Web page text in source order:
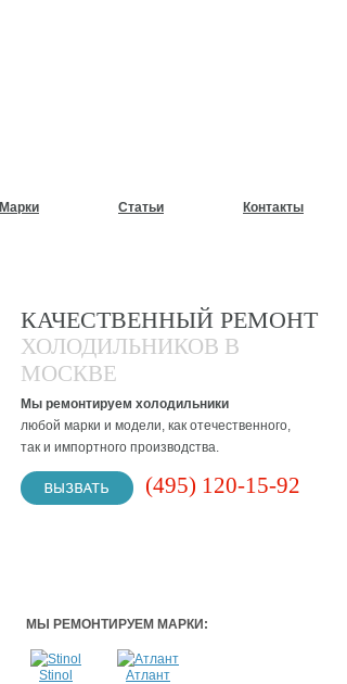
Марки Статьи Контакты
КАЧЕСТВЕННЫЙ РЕМОНТ
ХОЛОДИЛЬНИКОВ В
МОСКВЕ
Мы ремонтируем холодильники
любой марки и модели, как отечественного,
так и импортного производства.
(495) 120-15-92
МЫ РЕМОНТИРУЕМ МАРКИ:
Stinol Атлант